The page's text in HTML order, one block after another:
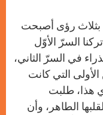
بثلاث رؤى أصبحت
السرّ الأوّل
في السرّ الثاني،
التي كانت
هذا، طلبت
الطاهر، وأن